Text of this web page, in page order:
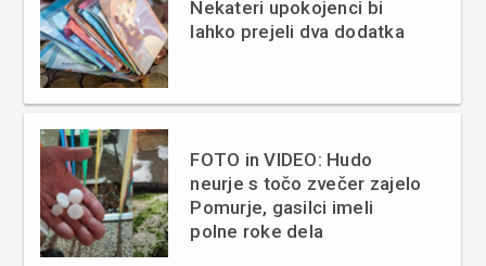
Nekateri upokojenci bi
lahko prejeli dva dodatka
FOTO in VIDEO: Hudo
neurje s točo zvečer zajelo
Pomurje, gasilci imeli
polne roke dela